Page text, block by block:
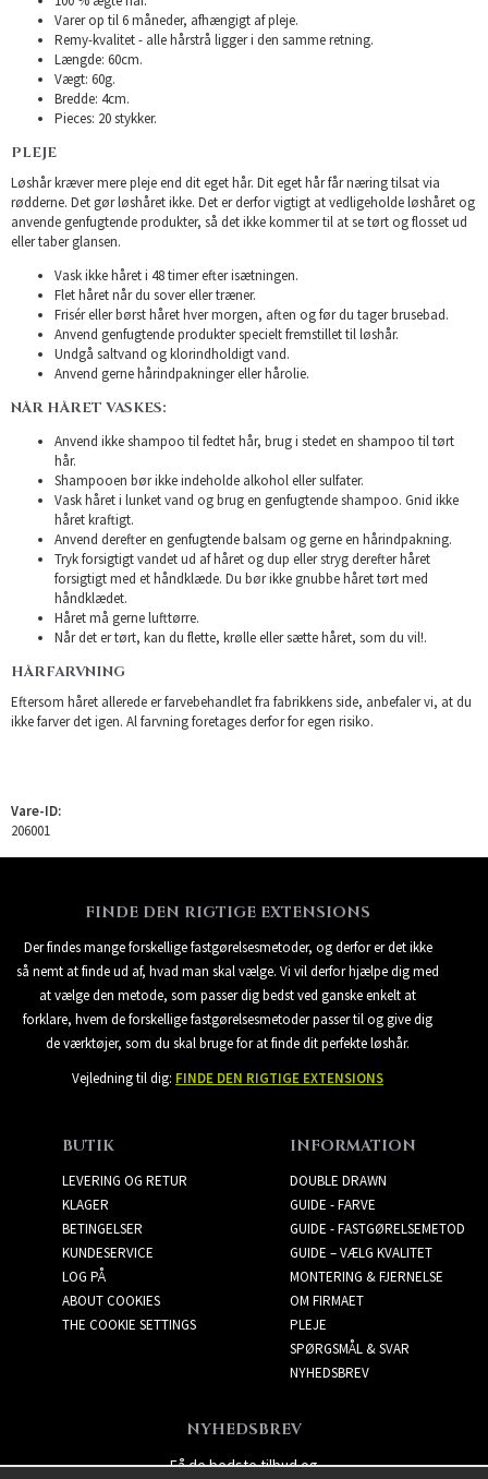
Varer op til 6 måneder, afhængigt af pleje.
Remy-kvalitet - alle hårstrå ligger i den samme retning.
Længde: 60cm.
Vægt: 60g.
Bredde: 4cm.
Pieces: 20 stykker.
PLEJE
Løshår kræver mere pleje end dit eget hår. Dit eget hår får næring tilsat via
rødderne. Det gør løshåret ikke. Det er derfor vigtigt at vedligeholde løshåret og
anvende genfugtende produkter, så det ikke kommer til at se tørt og flosset ud
eller taber glansen.
Vask ikke håret i 48 timer efter isætningen.
Flet håret når du sover eller træner.
Frisér eller børst håret hver morgen, aften og før du tager brusebad.
Anvend genfugtende produkter specielt fremstillet til løshår.
Undgå saltvand og klorindholdigt vand.
Anvend gerne hårindpakninger eller hårolie.
NÅR HÅRET VASKES:
Anvend ikke shampoo til fedtet hår, brug i stedet en shampoo til tørt
hår.
Shampooen bør ikke indeholde alkohol eller sulfater.
Vask håret i lunket vand og brug en genfugtende shampoo. Gnid ikke
håret kraftigt.
Anvend derefter en genfugtende balsam og gerne en hårindpakning.
Tryk forsigtigt vandet ud af håret og dup eller stryg derefter håret
forsigtigt med et håndklæde. Du bør ikke gnubbe håret tørt med
håndklædet.
Håret må gerne lufttørre.
Når det er tørt, kan du flette, krølle eller sætte håret, som du vil!.
HÅRFARVNING
Eftersom håret allerede er farvebehandlet fra fabrikkens side, anbefaler vi, at du
ikke farver det igen. Al farvning foretages derfor for egen risiko.
Vare-ID:
206001
FINDE DEN RIGTIGE EXTENSIONS
Der findes mange forskellige fastgørelsesmetoder, og derfor er det ikke
så nemt at finde ud af, hvad man skal vælge. Vi vil derfor hjælpe dig med
at vælge den metode, som passer dig bedst ved ganske enkelt at
forklare, hvem de forskellige fastgørelsesmetoder passer til og give dig
de værktøjer, som du skal bruge for at finde dit perfekte løshår.
Vejledning til dig: FINDE DEN RIGTIGE EXTENSIONS
BUTIK
LEVERING OG RETUR
KLAGER
BETINGELSER
KUNDESERVICE
LOG PÅ
ABOUT COOKIES
THE COOKIE SETTINGS
INFORMATION
DOUBLE DRAWN
GUIDE - FARVE
GUIDE - FASTGØRELSEMETOD
GUIDE – VÆLG KVALITET
MONTERING & FJERNELSE
OM FIRMAET
PLEJE
SPØRGSMÅL & SVAR
NYHEDSBREV
NYHEDSBREV
Få de bedste tilbud og